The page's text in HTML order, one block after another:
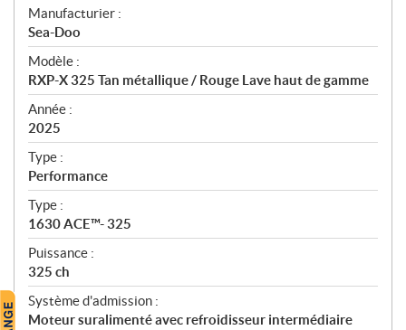
S
p
é
c
i
f
i
c
a
t
i
o
n
s
Manufacturier :
Sea-Doo
Modèle :
RXP-X 325 Tan métallique / Rouge Lave haut de gamme
Année :
2025
Type :
Performance
Type :
1630 ACE™- 325
Puissance :
325 ch
Système d'admission :
Moteur suralimenté avec refroidisseur intermédiaire